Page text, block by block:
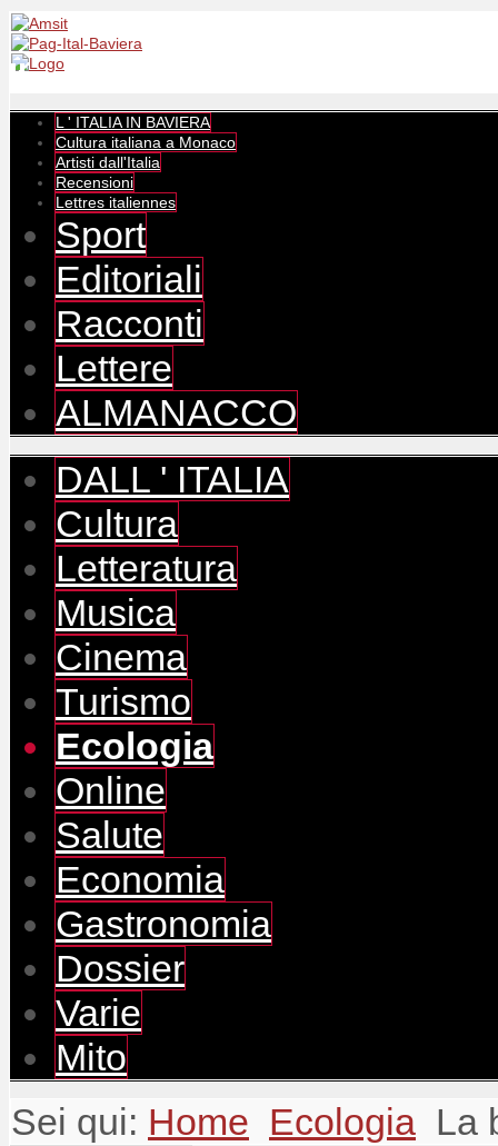
L ' ITALIA IN BAVIERA
Cultura italiana a Monaco
Artisti dall'Italia
Recensioni
Lettres italiennes
Sport
Editoriali
Racconti
Lettere
ALMANACCO
DALL ' ITALIA
Cultura
Letteratura
Musica
Cinema
Turismo
Ecologia
Online
Salute
Economia
Gastronomia
Dossier
Varie
Mito
Sei qui: Home Ecologia La